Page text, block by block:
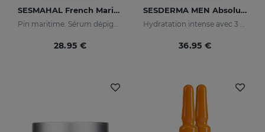
SESMAHAL French Maritime Pine
28.95 €
SESDERMA MEN Absolute Force Lotion
36.95 €